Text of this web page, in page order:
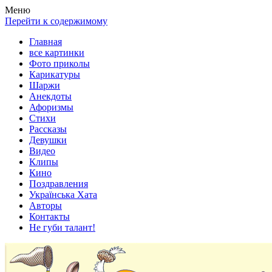
Весела хата — прикольные картинки, смешные истории, клипы!
Покажем всем ваши фото приколы, карикатуры, шаржи, стихи,
Меню
Перейти к содержимому
Главная
все картинки
Фото приколы
Карикатуры
Шаржи
Анекдоты
Афоризмы
Стихи
Рассказы
Девушки
Видео
Клипы
Кино
Поздравления
Українська Хата
Авторы
Контакты
Не губи талант!